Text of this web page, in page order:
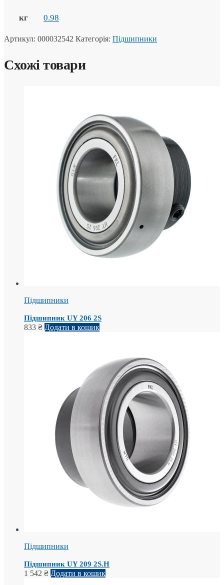
кг 0.98
Артикул: 000032542 Категорія: Підшипники
Схожі товари
Підшипники
Підшипник UY 206 2S
833 ₴ Додати в кошик
Підшипники
Підшипник UY 209 2S.H
1 542 ₴ Додати в кошик